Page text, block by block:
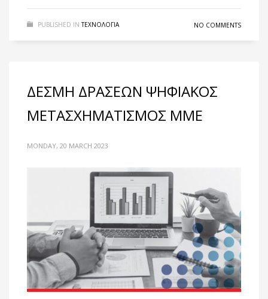
PUBLISHED IN ΤΕΧΝΟΛΟΓΙΑ NO COMMENTS
ΔΕΣΜΗ ΔΡΑΣΕΩΝ ΨΗΦΙΑΚΟΣ
ΜΕΤΑΣΧΗΜΑΤΙΣΜΟΣ ΜΜΕ
MONDAY, 20 MARCH 2023